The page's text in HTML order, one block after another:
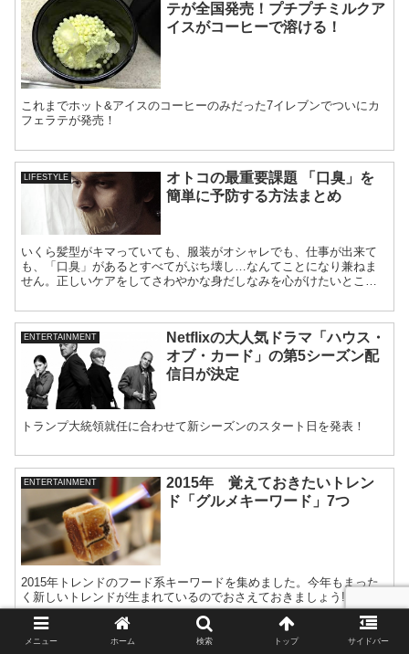
テが全国発売！プチプチミルクア
イスがコーヒーで溶ける！
これまでホット&アイスのコーヒーのみだった7イレブンでついにカ
フェラテが発売！
LIFESTYLE
オトコの最重要課題 「口臭」を
簡単に予防する方法まとめ
いくら髪型がキマっていても、服装がオシャレでも、仕事が出来て
も、「口臭」があるとすべてがぶち壊し…なんてことになり兼ねま
せん。正しいケアをしてさわやかな身だしなみを心がけたいところ
ENTERTAINMENT
Netflixの大人気ドラマ「ハウス・
オブ・カード」の第5シーズン配
信日が決定
トランプ大統領就任に合わせて新シーズンのスタート日を発表！
ENTERTAINMENT
2015年 覚えておきたいトレン
ド「グルメキーワード」7つ
2015年トレンドのフード系キーワードを集めました。今年もまった
く新しいトレンドが生まれているのでおさえておきましょう!!
メニュー ホーム 検索 トップ サイドバー